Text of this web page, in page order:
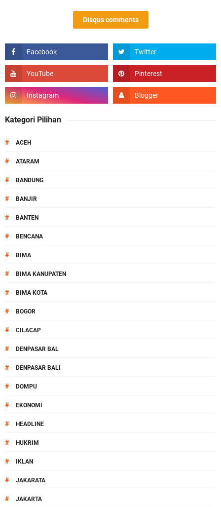
Disqus comments
Kategori Pilihan
# ACEH
# ATARAM
# BANDUNG
# BANJIR
# BANTEN
# BENCANA
# BIMA
# BIMA KANUPATEN
# BIMA KOTA
# BOGOR
# CILACAP
# DENPASAR BAL
# DENPASAR BALI
# DOMPU
# EKONOMI
# HEADLINE
# HUKRIM
# IKLAN
# JAKARATA
# JAKARTA